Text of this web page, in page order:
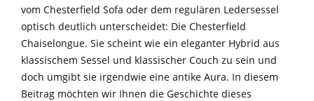
vom Chesterfield Sofa oder dem regulären Ledersessel
optisch deutlich unterscheidet: Die Chesterfield
Chaiselongue. Sie scheint wie ein eleganter Hybrid aus
klassischem Sessel und klassischer Couch zu sein und
doch umgibt sie irgendwie eine antike Aura. In diesem
Beitrag möchten wir Ihnen die Geschichte dieses